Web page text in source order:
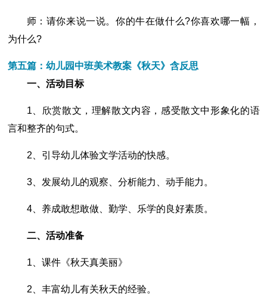
师：请你来说一说。你的牛在做什么?你喜欢哪一幅，
为什么?
第五篇：幼儿园中班美术教案《秋天》含反思
一、活动目标
1、欣赏散文，理解散文内容，感受散文中形象化的语
言和整齐的句式。
2、引导幼儿体验文学活动的快感。
3、发展幼儿的观察、分析能力、动手能力。
4、养成敢想敢做、勤学、乐学的良好素质。
二、活动准备
1、课件《秋天真美丽》
2、丰富幼儿有关秋天的经验。